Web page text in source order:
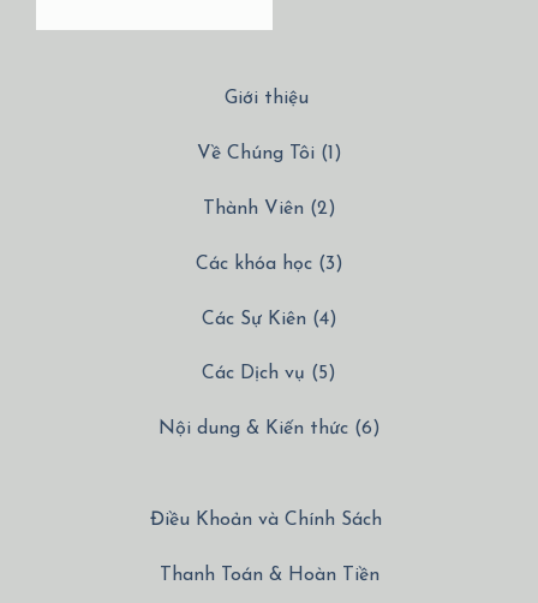
Giới thiệu
Về Chúng Tôi (1)
Thành Viên (2)
Các khóa học (3)
Các Sự Kiên (4)
Các Dịch vụ (5)
Nội dung & Kiến thức (6)
Điều Khoản và Chính Sách
Thanh Toán & Hoàn Tiền